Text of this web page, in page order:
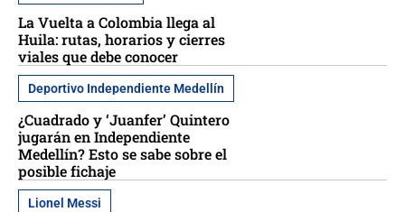
La Vuelta a Colombia llega al
Huila: rutas, horarios y cierres
viales que debe conocer
Deportivo Independiente Medellín
¿Cuadrado y ‘Juanfer’ Quintero
jugarán en Independiente
Medellín? Esto se sabe sobre el
posible fichaje
Lionel Messi